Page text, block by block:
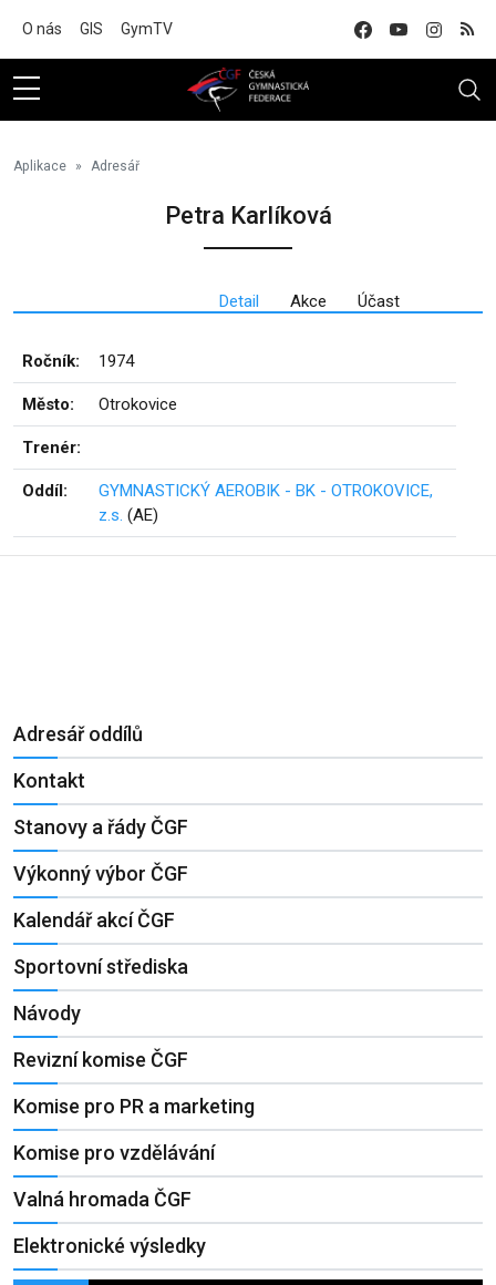
O nás GIS GymTV
Aplikace Adresář
Petra Karlíková
Detail Akce Účast
Ročník: 1974
Město: Otrokovice
Trenér:
Oddíl:
GYMNASTICKÝ AEROBIK - BK - OTROKOVICE,
z.s. (AE)
Adresář oddílů
Kontakt
Stanovy a řády ČGF
Výkonný výbor ČGF
Kalendář akcí ČGF
Sportovní střediska
Návody
Revizní komise ČGF
Komise pro PR a marketing
Komise pro vzdělávání
Valná hromada ČGF
Elektronické výsledky